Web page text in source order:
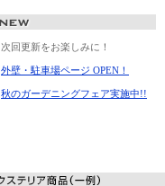
次回更新をお楽しみに！
外壁・駐車場ページ OPEN！
秋のガーデニングフェア実施中!!